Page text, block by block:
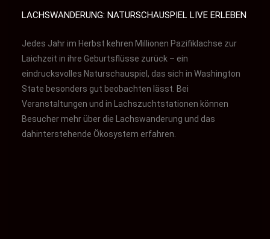
LACHSWANDERUNG: NATURSCHAUSPIEL LIVE ERLEBEN
Jedes Jahr im Herbst kehren Millionen Pazifiklachse zur
Laichzeit in ihre Geburtsflüsse zurück – ein
eindrucksvolles Naturschauspiel, das sich in Washington
State besonders gut beobachten lässt. Bei
Veranstaltungen und in Lachszuchtstationen können
Besucher mehr über die Lachswanderung und das
dahinterstehende Ökosystem erfahren.